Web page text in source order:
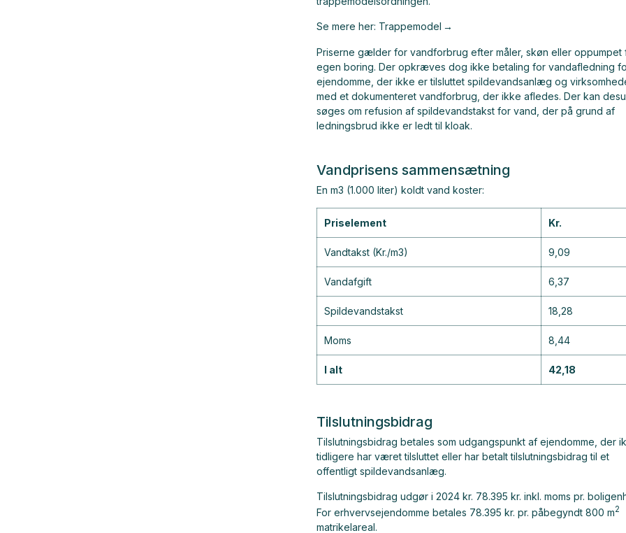
Se mere her: Trappemodel
Priserne gælder for vandforbrug efter måler, skøn eller oppumpet
egen boring. Der opkræves dog ikke betaling for vandafledning
ejendomme, der ikke er tilsluttet spildevandsanlæg og
med et dokumenteret vandforbrug, der ikke afledes. Der kan
søges om refusion af spildevandstakst for vand, der på grund af
ledningsbrud ikke er ledt til kloak.
Vandprisens sammensætning
En m3 (1.000 liter) koldt vand koster:
Priselement Kr.
Vandtakst (Kr./m3) 9,09
Vandafgift 6,37
Spildevandstakst 18,28
Moms 8,44
I alt 42,18
Tilslutningsbidrag
Tilslutningsbidrag betales som udgangspunkt af ejendomme, der
tidligere har været tilsluttet eller har betalt tilslutningsbidrag til et
offentligt spildevandsanlæg.
Tilslutningsbidrag udgør i 2024 kr. 78.395 kr. inkl. moms pr.
For erhvervsejendomme betales 78.395 kr. pr. påbegyndt 800 m2
matrikelareal.